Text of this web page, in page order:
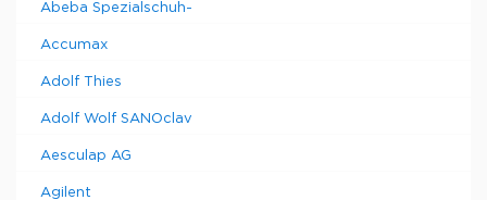
Abeba Spezialschuh-
Accumax
Adolf Thies
Adolf Wolf SANOclav
Aesculap AG
Agilent